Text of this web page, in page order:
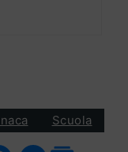
Scuola